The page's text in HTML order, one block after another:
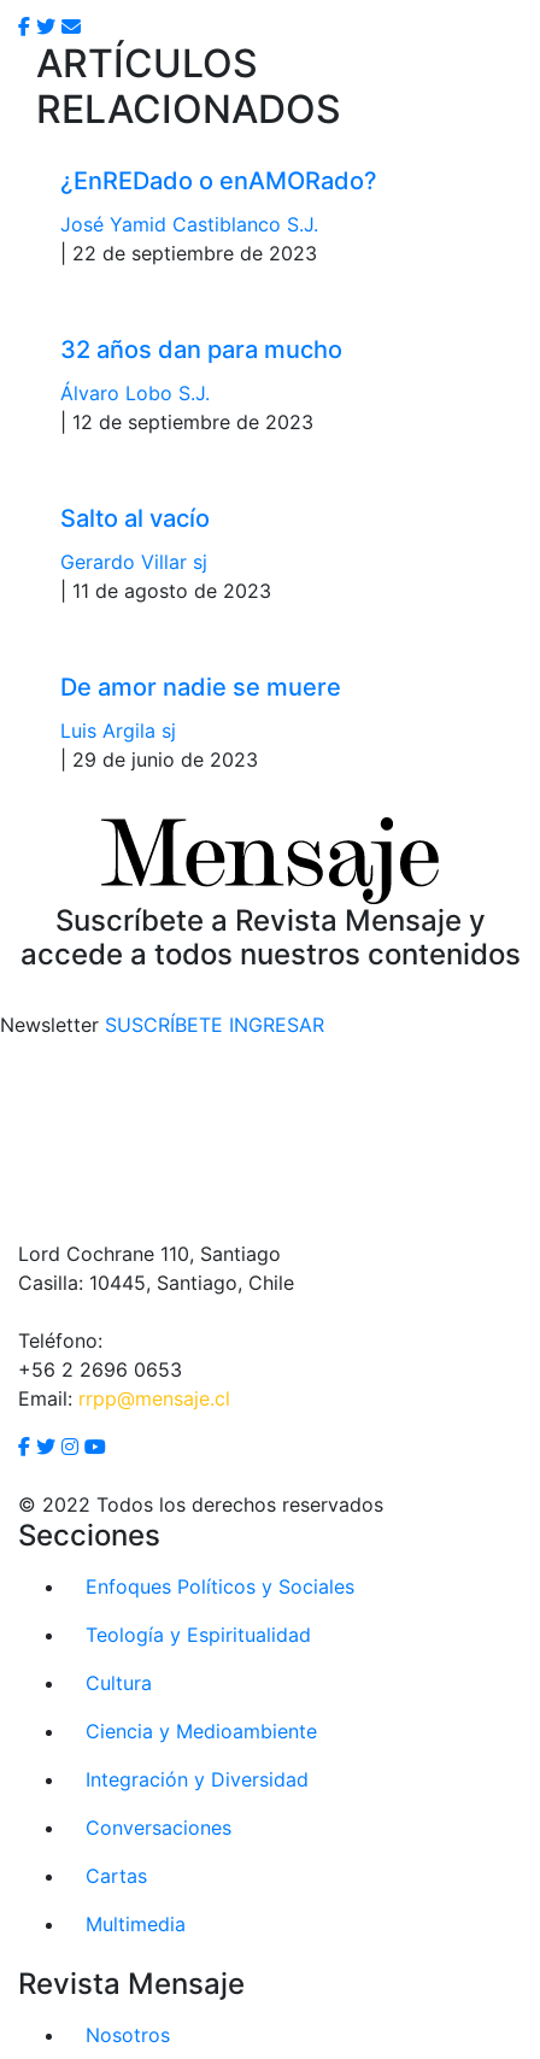
ARTÍCULOS
RELACIONADOS
¿EnREDado o enAMORado?
José Yamid Castiblanco S.J.
| 22 de septiembre de 2023
32 años dan para mucho
Álvaro Lobo S.J.
| 12 de septiembre de 2023
Salto al vacío
Gerardo Villar sj
| 11 de agosto de 2023
De amor nadie se muere
Luis Argila sj
| 29 de junio de 2023
Suscríbete a Revista Mensaje y
accede a todos nuestros contenidos
Newsletter SUSCRÍBETE INGRESAR
Lord Cochrane 110, Santiago
Casilla: 10445, Santiago, Chile
Teléfono:
+56 2 2696 0653
Email: rrpp@mensaje.cl
© 2022 Todos los derechos reservados
Secciones
Enfoques Políticos y Sociales
Teología y Espiritualidad
Cultura
Ciencia y Medioambiente
Integración y Diversidad
Conversaciones
Cartas
Multimedia
Revista Mensaje
Nosotros